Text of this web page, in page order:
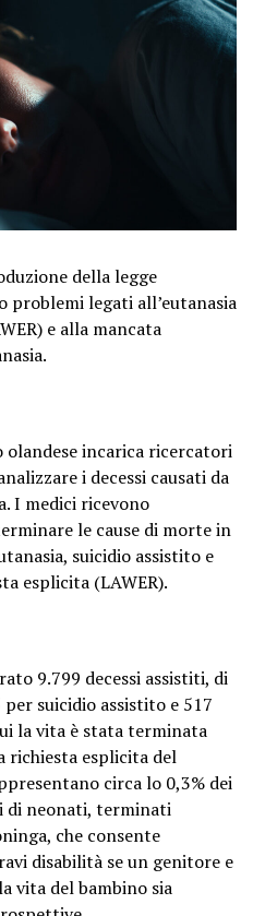
della legge
problemi legati all’eutanasia
e alla mancata
incarica ricercatori
i decessi causati da
I medici ricevono
le cause di morte in
suicidio assistito e
esplicita (LAWER).
9.799 decessi assistiti, di
suicidio assistito e 517
la vita è stata terminata
richiesta esplicita del
circa lo 0,3% dei
di neonati, terminati
che consente
disabilità se un genitore e
vita del bambino sia